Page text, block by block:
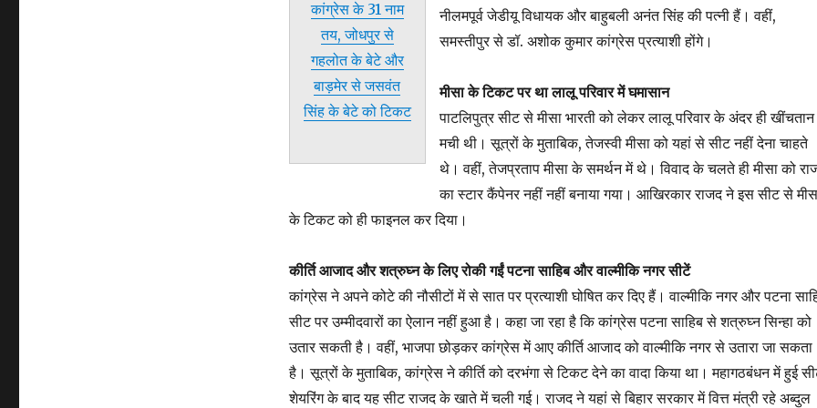
कांग्रेस के 31 नाम
तय, जोधपुर से
गहलोत के बेटे और
बाड़मेर से जसवंत
सिंह के बेटे को टिकट
नीलमपूर्व जेडीयू विधायक और बाहुबली अनंत सिंह की पत्नी हैं। वहीं,
समस्तीपुर से डॉ. अशोक कुमार कांग्रेस प्रत्याशी होंगे।
मीसा के टिकट पर था लालू परिवार में घमासान
पाटलिपुत्र सीट से मीसा भारती को लेकर लालू परिवार के अंदर ही खींचतान
मची थी। सूत्रों के मुताबिक, तेजस्वी मीसा को यहां से सीट नहीं देना चाहते
थे। वहीं, तेजप्रताप मीसा के समर्थन में थे। विवाद के चलते ही मीसा को
का स्टार कैंपेनर नहीं नहीं बनाया गया। आखिरकार राजद ने इस सीट से
के टिकट को ही फाइनल कर दिया।
कीर्ति आजाद और शत्रुघ्न के लिए रोकी गईं पटना साहिब और वाल्मीकि नगर सीटें
कांग्रेस ने अपने कोटे की नौसीटों में से सात पर प्रत्याशी घोषित कर दिए हैं। वाल्मीकि नगर और पटना
सीट पर उम्मीदवारों का ऐलान नहीं हुआ है। कहा जा रहा है कि कांग्रेस पटना साहिब से शत्रुघ्न सिन्हा को
उतार सकती है। वहीं, भाजपा छोड़कर कांग्रेस में आए कीर्ति आजाद को वाल्मीकि नगर से उतारा जा सकता
है। सूत्रों के मुताबिक, कांग्रेस ने कीर्ति को दरभंगा से टिकट देने का वादा किया था। महागठबंधन में हुई
शेयरिंग के बाद यह सीट राजद के खाते में चली गई। राजद ने यहां से बिहार सरकार में वित्त मंत्री रहे अब्दुल